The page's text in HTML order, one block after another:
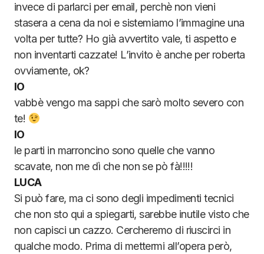
invece di parlarci per email, perchè non vieni
stasera a cena da noi e sistemiamo l’immagine una
volta per tutte? Ho già avvertito vale, ti aspetto e
non inventarti cazzate! L’invito è anche per roberta
ovviamente, ok?
IO
vabbè vengo ma sappi che sarò molto severo con
te!
IO
le parti in marroncino sono quelle che vanno
scavate, non me dì che non se pò fà!!!!!
LUCA
Si può fare, ma ci sono degli impedimenti tecnici
che non sto qui a spiegarti, sarebbe inutile visto che
non capisci un cazzo. Cercheremo di riuscirci in
qualche modo. Prima di mettermi all’opera però,